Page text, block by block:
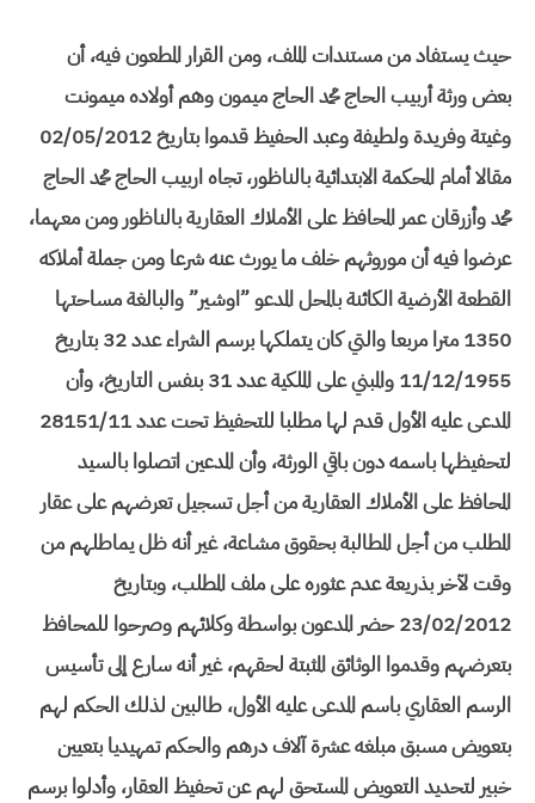
حيث يستفاد من مستندات الملف، ومن القرار المطعون فيه، أن
بعض ورثة أربيب الحاج محمد الحاج ميمون وهم أولاده ميمونت
وغيتة وفريدة ولطيفة وعبد الحفيظ قدموا بتاريخ 02/05/2012
مقالا أمام المحكمة الابتدائية بالناظور، تجاه اربيب الحاج محمد الحاج
محمد وأزرقان عمر المحافظ على الأملاك العقارية بالناظور ومن معهما،
عرضوا فيه أن موروثهم خلف ما يورث عنه شرعا ومن جملة أملاكه
القطعة الأرضية الكائنة بالمحل المدعو ”اوشير” والبالغة مساحتها
1350 مترا مربعا والتي كان يتملكها برسم الشراء عدد 32 بتاريخ
11/12/1955 والمبني على الملكية عدد 31 بنفس التاريخ، وأن
المدعى عليه الأول قدم لها مطلبا للتحفيظ تحت عدد 28151/11
لتحفيظها باسمه دون باقي الورثة، وأن المدعين اتصلوا بالسيد
المحافظ على الأملاك العقارية من أجل تسجيل تعرضهم على عقار
المطلب من أجل المطالبة بحقوق مشاعة، غير أنه ظل يماطلهم من
وقت لآخر بذريعة عدم عثوره على ملف المطلب، وبتاريخ
23/02/2012 حضر المدعون بواسطة وكلائهم وصرحوا للمحافظ
بتعرضهم وقدموا الوثائق المثبتة لحقهم، غير أنه سارع إلى تأسيس
الرسم العقاري باسم المدعى عليه الأول، طالبين لذلك الحكم لهم
بتعويض مسبق مبلغه عشرة آلاف درهم والحكم تمهيديا بتعيين
خبير لتحديد التعويض المستحق لهم عن تحفيظ العقار، وأدلوا برسم